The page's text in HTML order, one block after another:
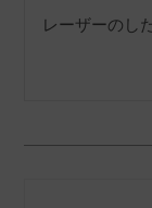
レーザーのし